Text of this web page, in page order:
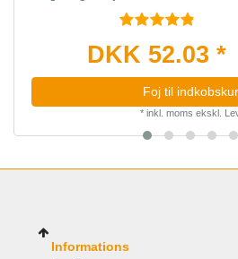
DKK 52.03 *
Foj til
* inkl. moms ekskl.
Informations